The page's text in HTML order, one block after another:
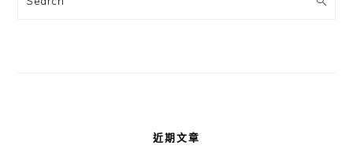
近期文章